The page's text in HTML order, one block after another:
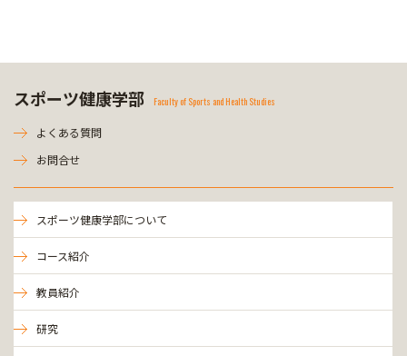
スポーツ健康学部 Faculty of Sports and Health Studies
よくある質問
お問合せ
スポーツ健康学部について
コース紹介
教員紹介
研究